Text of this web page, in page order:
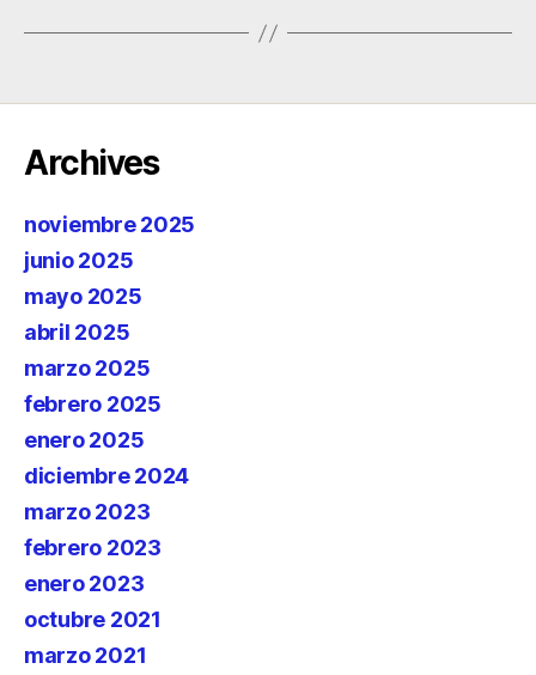
Archives
noviembre 2025
junio 2025
mayo 2025
abril 2025
marzo 2025
febrero 2025
enero 2025
diciembre 2024
marzo 2023
febrero 2023
enero 2023
octubre 2021
marzo 2021